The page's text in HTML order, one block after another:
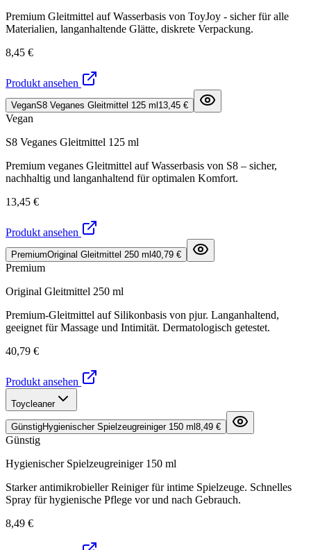
Premium Gleitmittel auf Wasserbasis von ToyJoy - sicher für alle
Materialien, langanhaltende Glätte, diskrete Verpackung.
8,45 €
Produkt ansehen
VeganS8 Veganes Gleitmittel 125 ml 13,45 €
Vegan
S8 Veganes Gleitmittel 125 ml
Premium veganes Gleitmittel auf Wasserbasis von S8 – sicher,
nachhaltig und langanhaltend für optimalen Komfort.
13,45 €
Produkt ansehen
PremiumOriginal Gleitmittel 250 ml 40,79 €
Premium
Original Gleitmittel 250 ml
Premium-Gleitmittel auf Silikonbasis von pjur. Langanhaltend,
geeignet für Massage und Intimität. Dermatologisch getestet.
40,79 €
Produkt ansehen
Toycleaner
GünstigHygienischer Spielzeugreiniger 150 ml 8,49 €
Günstig
Hygienischer Spielzeugreiniger 150 ml
Starker antimikrobieller Reiniger für intime Spielzeuge. Schnelles
Spray für hygienische Pflege vor und nach Gebrauch.
8,49 €